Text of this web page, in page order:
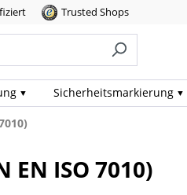
Trusted Shops
Sicherheits­markierung
ISO 7010)